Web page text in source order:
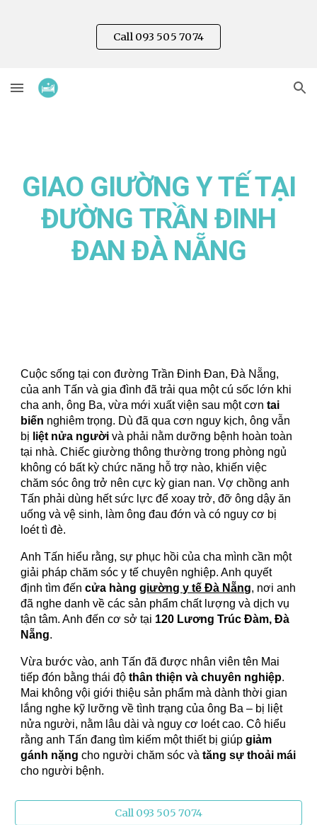
Skip to main content
Skip to navigation
Call 093 505 7074
GIAO GIƯỜNG Y TẾ TẠI
ĐƯỜNG TRẦN ĐINH
ĐAN ĐÀ NẴNG
Cuộc sống tại con đường Trần Đinh Đan, Đà Nẵng,
của anh Tấn và gia đình đã trải qua một cú sốc lớn khi
cha anh, ông Ba, vừa mới xuất viện sau một cơntai
biến nghiêm trọng. Dù đã qua cơn nguy kịch, ông vẫn
bị liệt nửa người và phải nằm dưỡng bệnh hoàn toàn
tại nhà. Chiếc giường thông thường trong phòng ngủ
không có bất kỳ chức năng hỗ trợ nào, khiến việc
chăm sóc ông trở nên cực kỳ gian nan. Vợ chồng anh
Tấn phải dùng hết sức lực để xoay trở, đỡ ông dậy ăn
uống và vệ sinh, làm ông đau đớn và có nguy cơ bị
loét tì đè.
Anh Tấn hiểu rằng, sự phục hồi của cha mình cần một
giải pháp chăm sóc y tế chuyên nghiệp. Anh quyết
định tìm đếncửa hànggiường y tế Đà Nẵng, nơi anh
đã nghe danh về các sản phẩm chất lượng và dịch vụ
tận tâm. Anh đến cơ sở tại 120 Lương Trúc Đàm, Đà
Nẵng.
Vừa bước vào, anh Tấn đã được nhân viên tên Mai
tiếp đón bằng thái độthân thiện và chuyên nghiệp.
Mai không vội giới thiệu sản phẩm mà dành thời gian
lắng nghe kỹ lưỡng về tình trạng của ông Ba – bị liệt
nửa người, nằm lâu dài và nguy cơ loét cao. Cô hiểu
rằng anh Tấn đang tìm kiếm một thiết bị giúpgiảm
gánh nặng cho người chăm sóc vàtăng sự thoải mái
cho người bệnh.
Call 093 505 7074